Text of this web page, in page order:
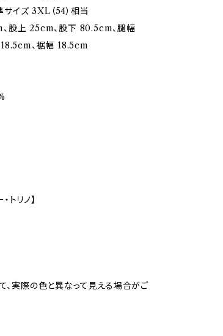
イズ 3XL（54）相当
、股上 25cm、股下 80.5cm、腿幅
、裾幅 18.5cm
リノ】
、実際の色と異なって見える場合がご